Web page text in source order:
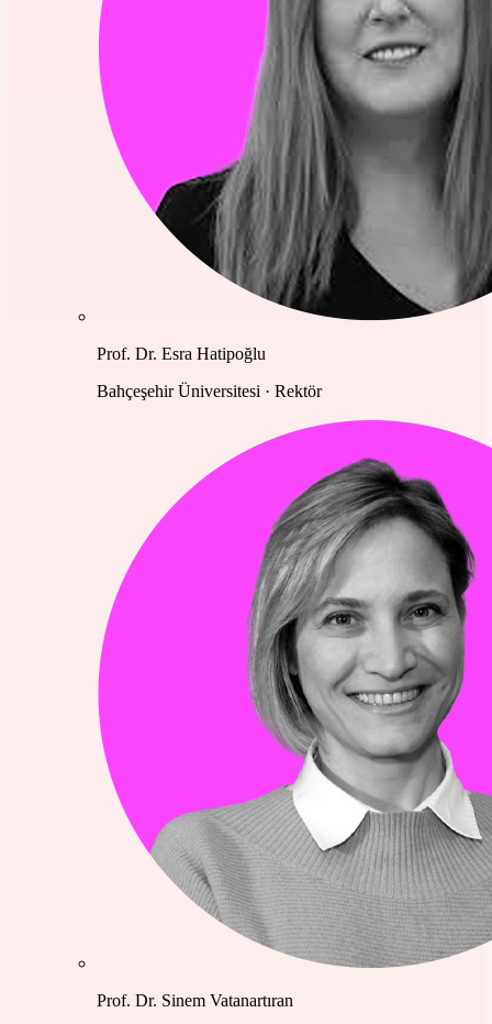
Prof. Dr. Esra Hatipoğlu
Bahçeşehir Üniversitesi · Rektör
Prof. Dr. Sinem Vatanartıran